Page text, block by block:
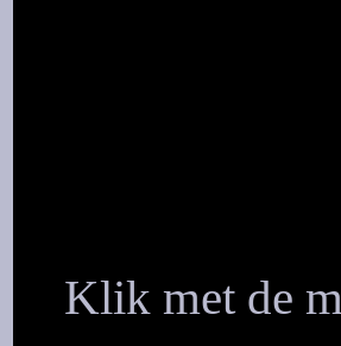
Klik met de